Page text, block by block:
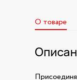
О товаре